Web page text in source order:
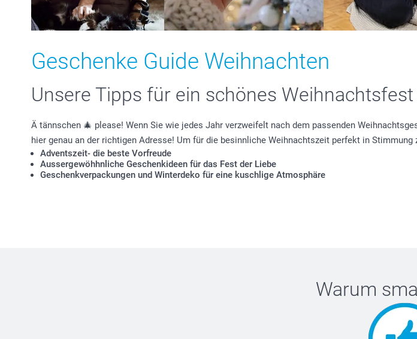
Geschenke Guide Weihnachten
Unsere Tipps für ein schönes Weihnachtsfest
Ä tännschen 🎄 please! Wenn Sie wie jedes Jahr verzweifelt nach dem passenden
hier genau an der richtigen Adresse! Um für die besinnliche Weihnachtszeit perfekt in Stimmung
Adventszeit- die beste Vorfreude
Aussergewöhhnliche Geschenkideen für das Fest der Liebe
Geschenkverpackungen und Winterdeko für eine kuschlige Atmosphäre
Warum